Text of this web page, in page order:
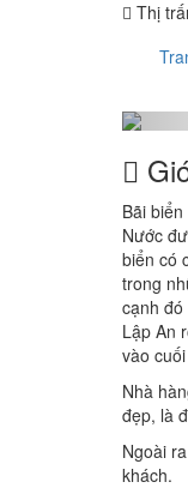
Thị
Bãi
Nước
biển có
trong
cạnh
Lập An
vào
Nhà
đẹp, là
Ngoài
khách.